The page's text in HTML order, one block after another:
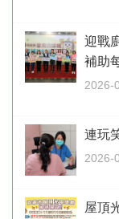
迎戰
補助
2026-
連玩
2026-
屋頂